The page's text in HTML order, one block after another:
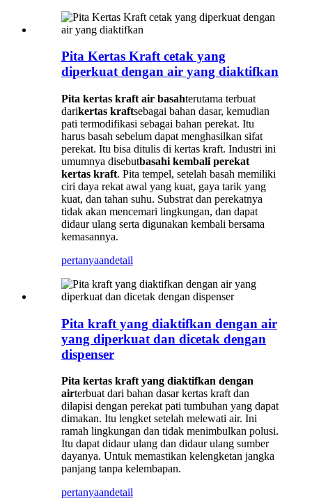
Pita Kertas Kraft cetak yang
diperkuat dengan air yang diaktifkan
Pita kertas kraft air basahterutama terbuat
darikertas kraftsebagai bahan dasar, kemudian
pati termodifikasi sebagai bahan perekat. Itu
harus basah sebelum dapat menghasilkan sifat
perekat. Itu bisa ditulis di kertas kraft. Industri ini
umumnya disebutbasahi kembali perekat
kertas kraft. Pita tempel, setelah basah memiliki
ciri daya rekat awal yang kuat, gaya tarik yang
kuat, dan tahan suhu. Substrat dan perekatnya
tidak akan mencemari lingkungan, dan dapat
didaur ulang serta digunakan kembali bersama
kemasannya.
pertanyaandetail
Pita kraft yang diaktifkan dengan air
yang diperkuat dan dicetak dengan
dispenser
Pita kertas kraft yang diaktifkan dengan
airterbuat dari bahan dasar kertas kraft dan
dilapisi dengan perekat pati tumbuhan yang dapat
dimakan. Itu lengket setelah melewati air. Ini
ramah lingkungan dan tidak menimbulkan polusi.
Itu dapat didaur ulang dan didaur ulang sumber
dayanya. Untuk memastikan kelengketan jangka
panjang tanpa kelembapan.
pertanyaandetail